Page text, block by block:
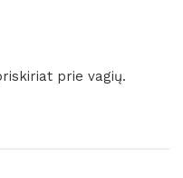
prie vagių.